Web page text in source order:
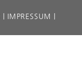
IMPRESSUM